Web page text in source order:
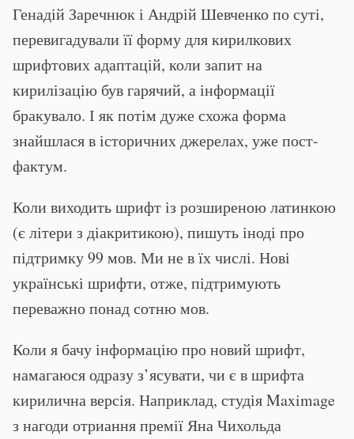
Генадій Заречнюк і Андрій Шевченко по суті,
перевигадували її форму для кирилкових
шрифтових адаптацій, коли запит на
кирилізацію був гарячий, а інформації
бракувало. І як потім дуже схожа форма
знайшлася в історичних джерелах, уже пост-
фактум.
Коли виходить шрифт із розширеною латинкою
(є літери з діакритикою), пишуть іноді про
підтримку 99 мов. Ми не в їх числі. Нові
українські шрифти, отже, підтримують
переважно понад сотню мов.
Коли я бачу інформацію про новий шрифт,
намагаюся одразу з’ясувати, чи є в шрифта
кирилична версія. Наприклад, студія Maximage
з нагоди отриання премії Яна Чихольда